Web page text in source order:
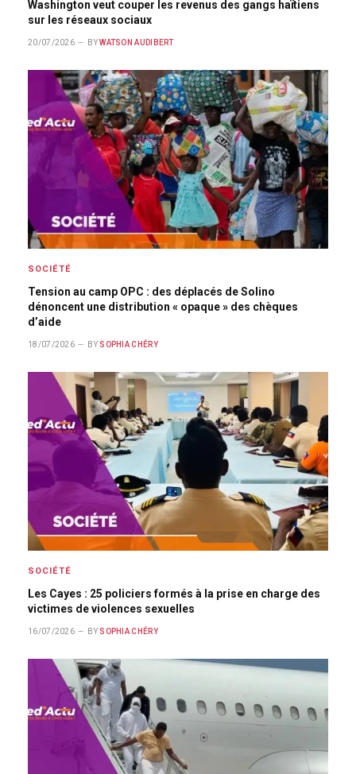
Washington veut couper les revenus des gangs haïtiens
sur les réseaux sociaux
20/07/2026 BY WATSON AUDIBERT
SOCIÉTÉ
Tension au camp OPC : des déplacés de Solino
dénoncent une distribution « opaque » des chèques
d’aide
18/07/2026 BY SOPHIA CHÉRY
SOCIÉTÉ
Les Cayes : 25 policiers formés à la prise en charge des
victimes de violences sexuelles
16/07/2026 BY SOPHIA CHÉRY